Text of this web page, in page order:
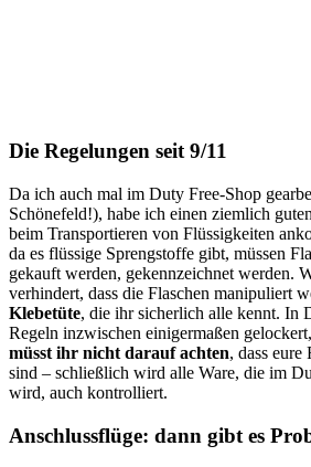
Die Regelungen seit 9/11
Da ich auch mal im Duty Free-Shop
Schönefeld!), habe ich einen ziemlich
beim Transportieren von Flüssigkeiten
da es flüssige Sprengstoffe gibt, müssen
gekauft werden, gekennzeichnet werden.
verhindert, dass die Flaschen manipuliert
Klebetüte, die ihr sicherlich alle kennt. In
Regeln inzwischen einigermaßen
müsst ihr nicht darauf achten, dass eure
sind – schließlich wird alle Ware, die im
wird, auch kontrolliert.
Anschlussflüge: dann gibt es